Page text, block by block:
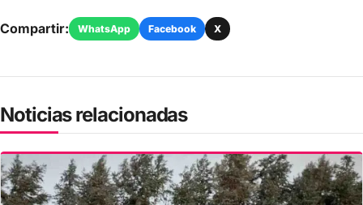
Compartir: WhatsApp Facebook X
Noticias relacionadas